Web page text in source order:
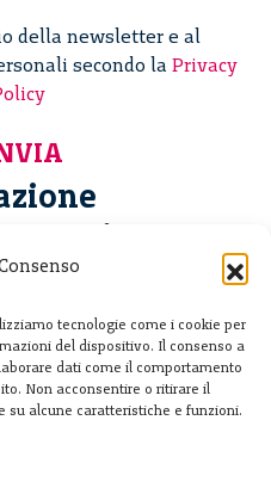
tecnologie come i cookie per
del dispositivo. Il consenso a
dati come il comportamento
Non acconsentire o ritirare il
su alcune caratteristiche e funzioni.
della newsletter e al
secondo la Privacy
ETS
- Italia
781933
76392030